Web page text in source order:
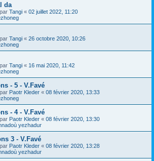
da
Tangi « 02 juillet 2022, 11:20
Tangi « 26 octobre 2020, 10:26
Tangi « 16 mai 2020, 11:42
- 5 - V.Favé
Paotr Kleder « 08 février 2020, 13:33
- 4 - V.Favé
Paotr Kleder « 08 février 2020, 13:30
yezhadur
3 - V.Favé
Paotr Kleder « 08 février 2020, 13:28
yezhadur